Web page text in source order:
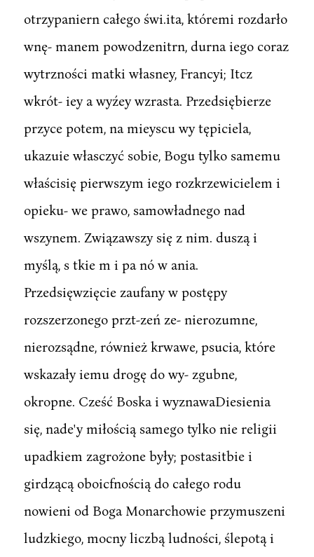
otrzypaniern całego świ.ita, któremi rozdarło
wnę- manem powodzenitrn, durna iego coraz
wytrzności matki własney, Francyi; Itcz
wkrót- iey a wyźey wzrasta. Przedsiębierze
przyce potem, na mieyscu wy tępiciela,
ukazuie własczyć sobie, Bogu tylko samemu
właścisię pierwszym iego rozkrzewicielem i
opieku- we prawo, samowładnego nad
wszynem. Związawszy się z nim. duszą i
myślą, s tkie m i pa nó w ania.
Przedsięwzięcie zaufany w postępy
rozszerzonego przt-zeń ze- nierozumne,
nierozsądne, również krwawe, psucia, które
wskazały iemu drogę do wy- zgubne,
okropne. Cześć Boska i wyznawaDiesienia
się, nade'y miłością samego tylko nie religii
upadkiem zagrożone były; postasitbie i
girdzącą oboicfnością do całego rodu
nowieni od Boga Monarchowie przymuszeni
ludzkiego, mocny liczbą ludności, ślepotą i